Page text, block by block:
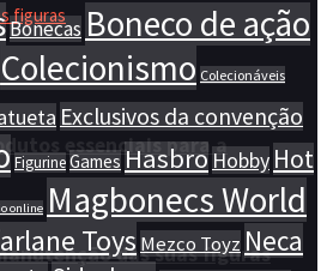
essenciais para a
das suas figuras
Bonecas Boneco de ação
Colecionismo Colecionáveis
Exclusivos da convenção
FigurineGames Hasbro Hobby Hot
online Magbonecs World
Toys Mezco Toyz Neca